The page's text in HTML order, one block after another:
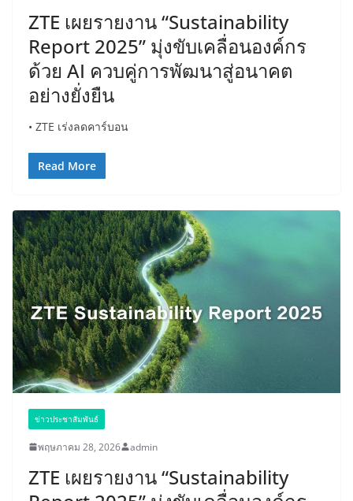
ZTE เผยรายงาน “Sustainability
Report 2025” มุ่งขับเคลื่อนองค์กร
ด้วย AI ควบคู่การพัฒนาสู่อนาคต
อย่างยั่งยืน
• ZTE เร่งลดคาร์บอน
Read More
ข่าวประชาสัมพันธ์
พฤษภาคม 28, 2026 admin
ZTE เผยรายงาน “Sustainability